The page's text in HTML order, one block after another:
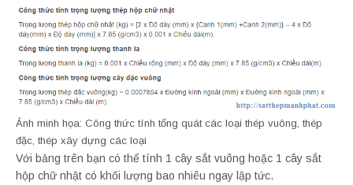
Ảnh minh họa: Công thức tính tổng quát các loại thép vuông, thép
đặc, thép xây dựng các loại
Với bảng trên bạn có thể tính 1 cây sắt vuông hoặc 1 cây sắt
hộp chữ nhật có khối lượng bao nhiêu ngay lập tức.